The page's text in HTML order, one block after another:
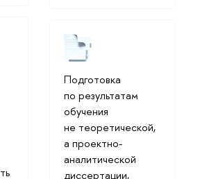
Подготовка
по результатам
обучения
не теоретической,
а проектно-
аналитической
диссертации,